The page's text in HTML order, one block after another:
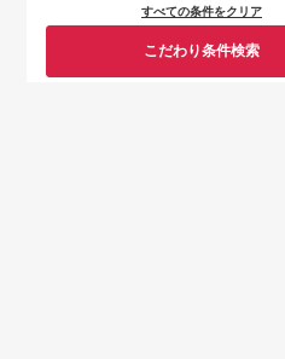
すべての条件をクリア
こだわり条件検索